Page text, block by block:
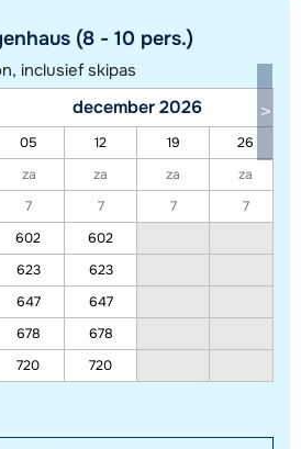
in dit gebied
van de ligging van onze accommodaties. De
(8 - 10 pers.)
inclusief skipas
december 2026
05 12 19
26
za
za za
za
7
7 7
7
602
602
623
623
647
647
678
678
720
720